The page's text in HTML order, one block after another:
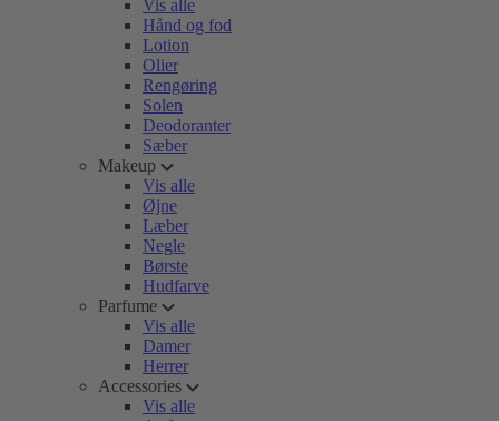
Vis alle
Hånd og fod
Lotion
Olier
Rengøring
Solen
Deodoranter
Sæber
Makeup
Vis alle
Øjne
Læber
Negle
Børste
Hudfarve
Parfume
Vis alle
Damer
Herrer
Accessories
Vis alle